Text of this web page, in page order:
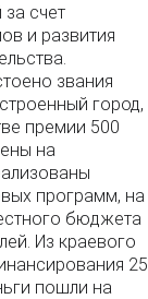
за счет
и развития
звания
город,
премии 500
на
программ, на
бюджета
Из краевого
25
пошли на